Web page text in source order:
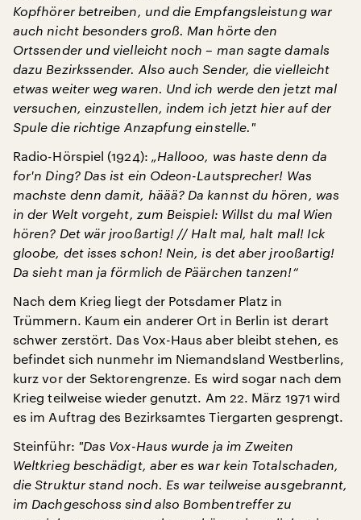
Kopfhörer betreiben, und die Empfangsleistung war
auch nicht besonders groß. Man hörte den
Ortssender und vielleicht noch – man sagte damals
dazu Bezirkssender. Also auch Sender, die vielleicht
etwas weiter weg waren. Und ich werde den jetzt mal
versuchen, einzustellen, indem ich jetzt hier auf der
Spule die richtige Anzapfung einstelle."
Radio-Hörspiel (1924): „Hallooo, was haste denn da
for'n Ding? Das ist ein Odeon-Lautsprecher! Was
machste denn damit, häää? Da kannst du hören, was
in der Welt vorgeht, zum Beispiel: Willst du mal Wien
hören? Det wär jrooßartig! // Halt mal, halt mal! Ick
gloobe, det isses schon! Nein, is det aber jrooßartig!
Da sieht man ja förmlich de Päärchen tanzen!“
Nach dem Krieg liegt der Potsdamer Platz in
Trümmern. Kaum ein anderer Ort in Berlin ist derart
schwer zerstört. Das Vox-Haus aber bleibt stehen, es
befindet sich nunmehr im Niemandsland Westberlins,
kurz vor der Sektorengrenze. Es wird sogar nach dem
Krieg teilweise wieder genutzt. Am 22. März 1971 wird
es im Auftrag des Bezirksamtes Tiergarten gesprengt.
Steinführ: "Das Vox-Haus wurde ja im Zweiten
Weltkrieg beschädigt, aber es war kein Totalschaden,
die Struktur stand noch. Es war teilweise ausgebrannt,
im Dachgeschoss sind also Bombentreffer zu